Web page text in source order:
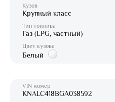
Кузов
Крупный класс
Тип топлива
Газ (LPG, частный)
Цвет кузова
Белый
VIN номер
KNALC418BGA038592